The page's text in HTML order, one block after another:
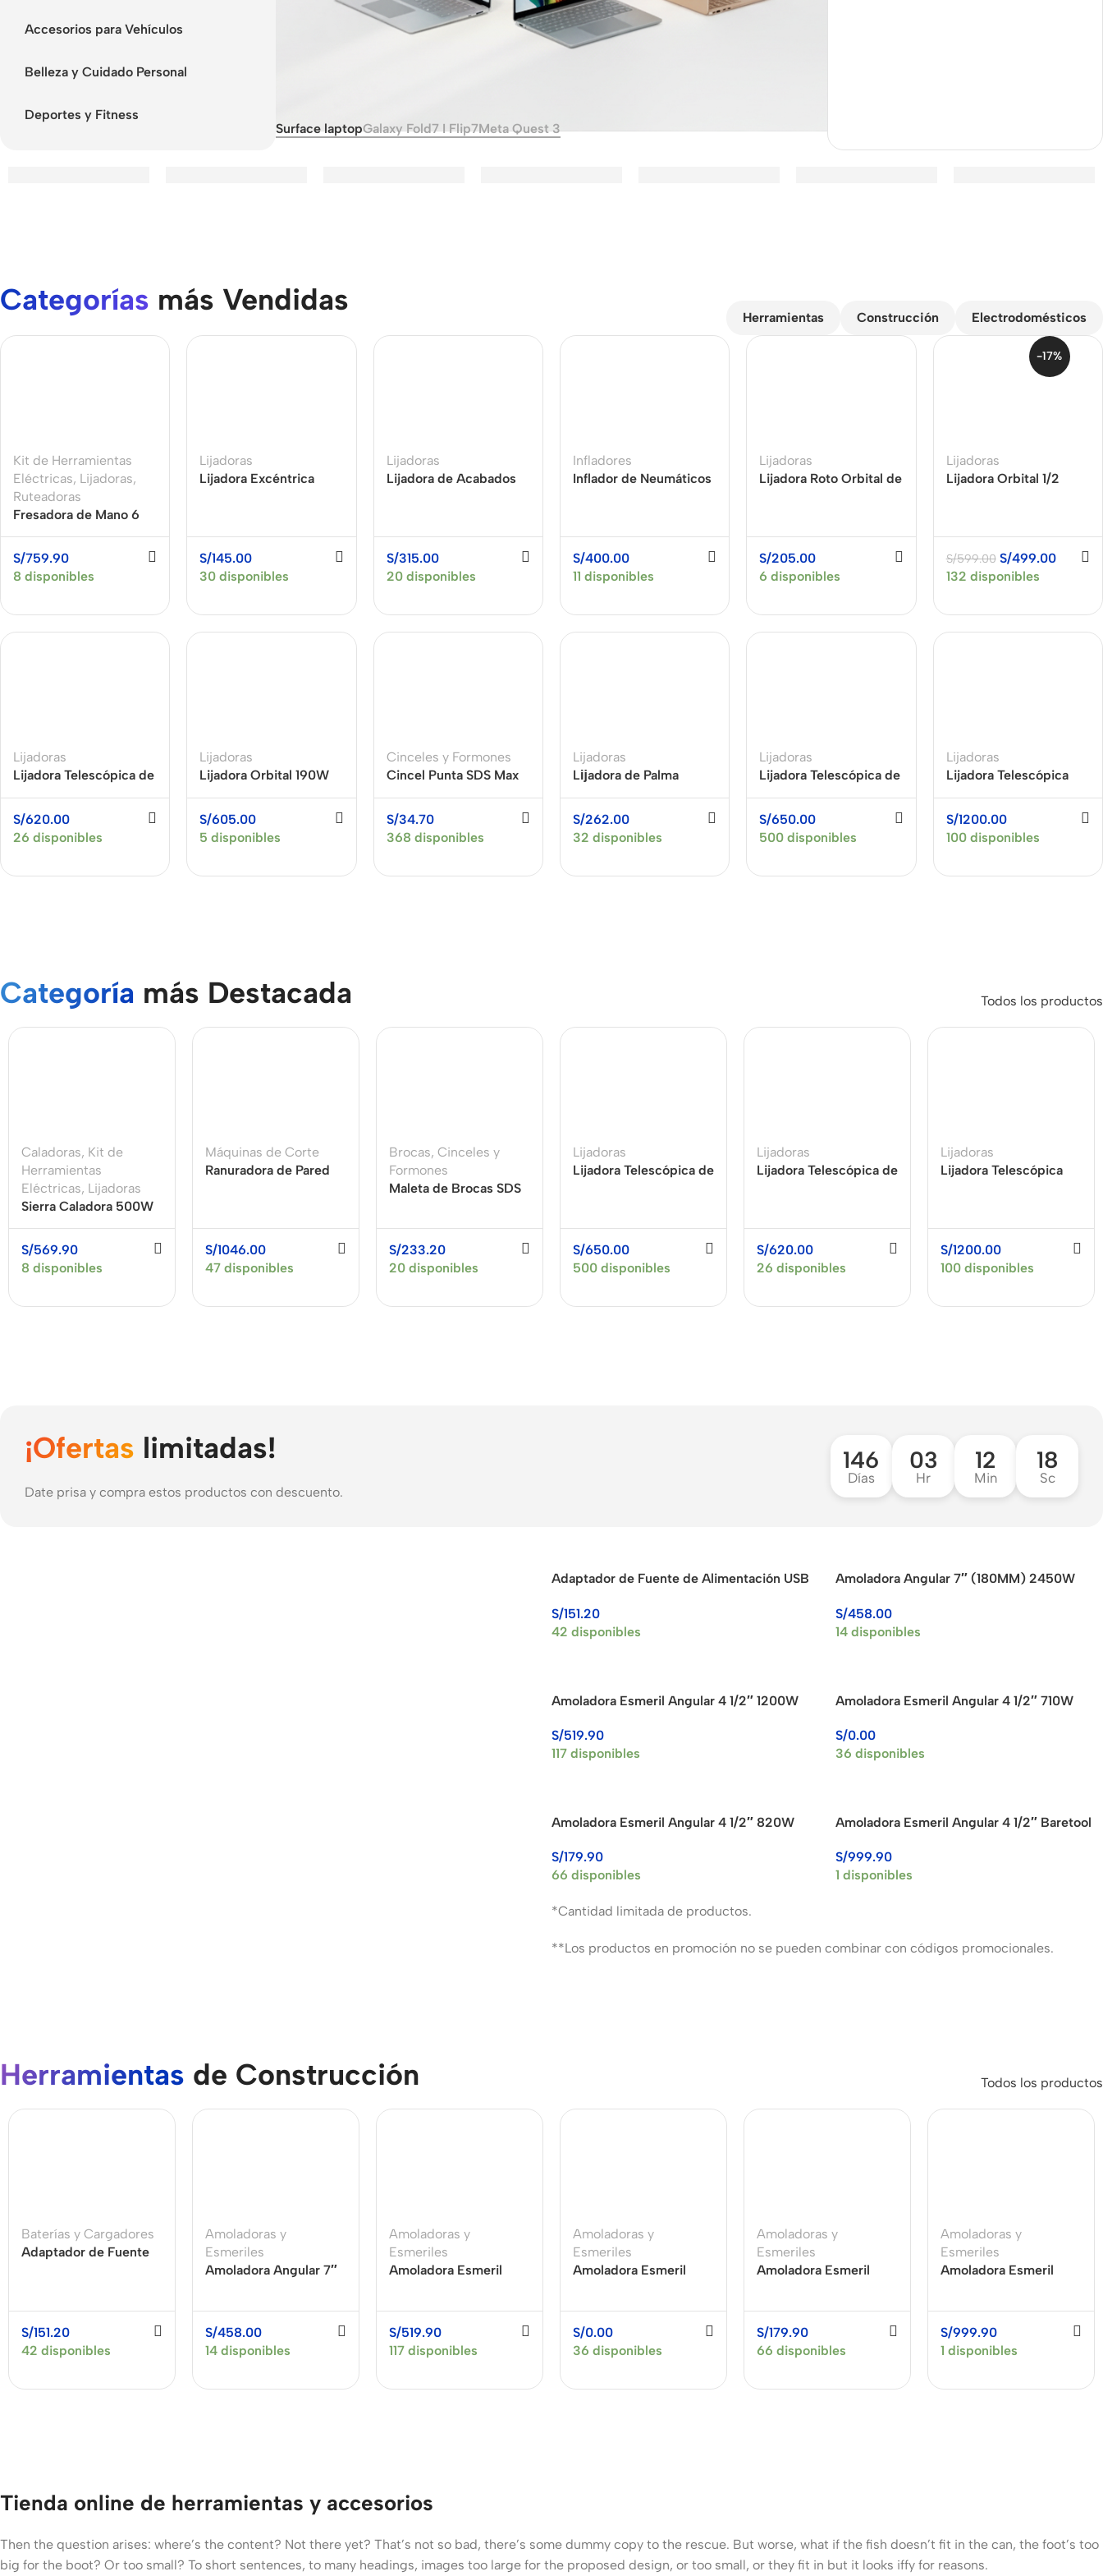
Accessories
Memory cards
Stand holders
Selfie sticks
Remax
Covers For
overlays
Covers-cases
Wired
Wireless
Wireless
Accesorios para Vehículos
Belleza y Cuidado Personal
Deportes y Fitness
Surface laptopGalaxy Fold7 I Flip7Meta Quest 3
Categorías más Vendidas
Herramientas Construcción Electrodomésticos
Kit de Herramientas
Eléctricas, Lijadoras,
Ruteadoras
Fresadora de Mano 6
MM GKF 550 + Lijadora
Orbital 220W GSS 140
S/759.90
8 disponibles
Lijadoras
Lijadora Excéntrica
XSB03-125
S/145.00
30 disponibles
Lijadoras
Lijadora de Acabados
S/315.00
20 disponibles
Infladores
Inflador de Neumáticos
S/400.00
11 disponibles
Lijadoras
Lijadora Roto Orbital de
S/205.00
6 disponibles
-17%
Lijadoras
Lijadora Orbital 1/2
S/599.00 S/499.00
132 disponibles
Lijadoras
Lijadora Telescópica de
Techo 900W XCORT
XSF02-225L
S/620.00
26 disponibles
Lijadoras
Lijadora Orbital 190W
Easy Fit BOSCH GSS
23 AE
S/605.00
5 disponibles
Cinceles y Formones
Cincel Punta SDS Max
34213
S/34.70
368 disponibles
Lijadoras
Lĳadora de Palma
185 XCORT
S/262.00
32 disponibles
Lijadoras
Lijadora Telescópica de
Maleta SAIYAN F7238B
S/650.00
500 disponibles
Lijadoras
Lijadora Telescópica
Techo 1600W SAIYAN
F240HD
S/1200.00
100 disponibles
Categoría más Destacada Todos los productos
Caladoras, Kit de
Herramientas
Eléctricas, Lijadoras
Sierra Caladora 500W
Palma 220W GSS 140
BOSCH
S/569.90
8 disponibles
Máquinas de Corte
Ranuradora de Pared
S/1046.00
47 disponibles
Brocas, Cinceles y
Formones
Maleta de Brocas SDS
S/233.20
20 disponibles
Lijadoras
Lijadora Telescópica de
S/650.00
500 disponibles
Lijadoras
Lijadora Telescópica de
S/620.00
26 disponibles
Lijadoras
Lijadora Telescópica
S/1200.00
100 disponibles
¡Ofertas limitadas!
Date prisa y compra estos productos con descuento.
146
Días
03
Hr
12
Min
17
Sc
Adaptador de Fuente de Alimentación USB
S/151.20
42 disponibles
Amoladora Angular 7″ (180MM) 2450W
S/458.00
14 disponibles
Amoladora Esmeril Angular 4 1/2″ 1200W
S/519.90
117 disponibles
Amoladora Esmeril Angular 4 1/2″ 710W
S/0.00
36 disponibles
Amoladora Esmeril Angular 4 1/2″ 820W
S/179.90
66 disponibles
Amoladora Esmeril Angular 4 1/2″ Baretool
S/999.90
1 disponibles
*Cantidad limitada de productos.
**Los productos en promoción no se pueden combinar con códigos promocionales.
Herramientas de Construcción Todos los productos
Baterías y Cargadores
Adaptador de Fuente
S/151.20
42 disponibles
Amoladoras y
Esmeriles
Amoladora Angular 7″
S/458.00
14 disponibles
Amoladoras y
Esmeriles
Amoladora Esmeril
B2
S/519.90
117 disponibles
Amoladoras y
Esmeriles
Amoladora Esmeril
S/0.00
36 disponibles
Amoladoras y
Esmeriles
Amoladora Esmeril
G720K-B2C
S/179.90
66 disponibles
Amoladoras y
Esmeriles
Amoladora Esmeril
PC
S/999.90
1 disponibles
Tienda online de herramientas y accesorios
Then the question arises: where’s the content? Not there yet? That’s not so bad, there’s some dummy copy to the rescue. But worse, what if the fish doesn’t fit in the can, the foot’s too
big for the boot? Or too small? To short sentences, to many headings, images too large for the proposed design, or too small, or they fit in but it looks iffy for reasons.